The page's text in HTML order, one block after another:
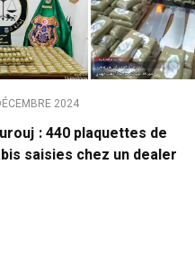
2024
: 440 plaquettes de
saisies chez un dealer